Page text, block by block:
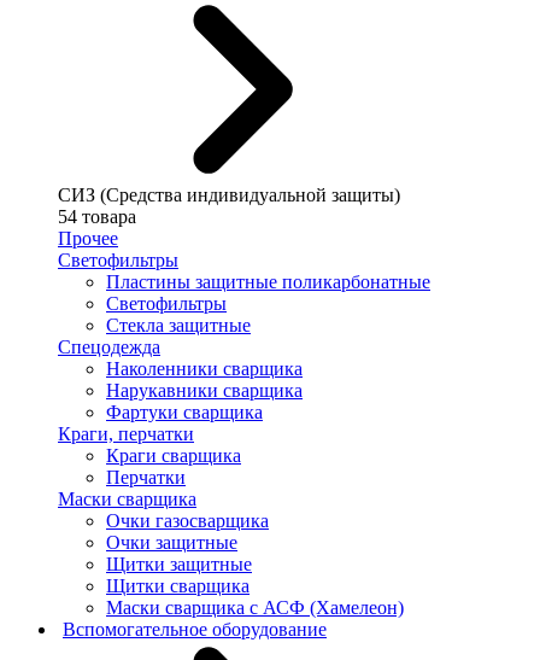
СИЗ (Средства индивидуальной защиты)
54 товара
Прочее
Светофильтры
Пластины защитные поликарбонатные
Светофильтры
Стекла защитные
Спецодежда
Наколенники сварщика
Нарукавники сварщика
Фартуки сварщика
Краги, перчатки
Краги сварщика
Перчатки
Маски сварщика
Очки газосварщика
Очки защитные
Щитки защитные
Щитки сварщика
Маски сварщика с АСФ (Хамелеон)
Вспомогательное оборудование